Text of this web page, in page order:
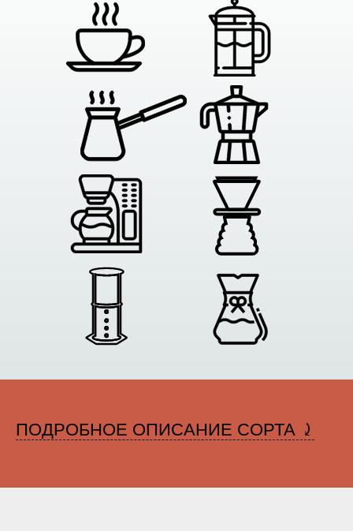
ПОДРОБНОЕ ОПИСАНИЕ СОРТА ⤸